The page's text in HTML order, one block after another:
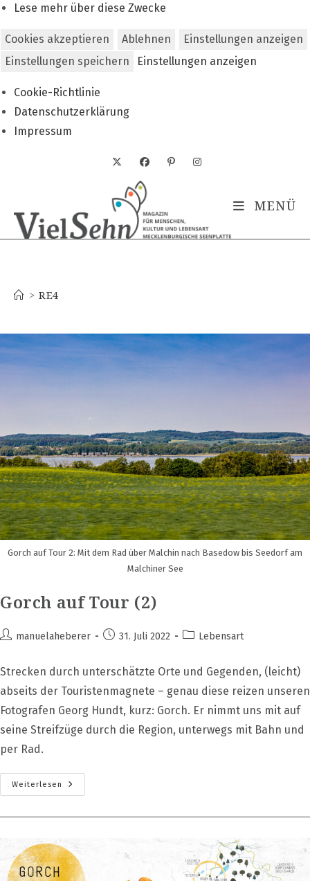
Lese mehr über diese Zwecke
Cookies akzeptieren Ablehnen
Einstellungen anzeigen
Einstellungen speichern
Einstellungen anzeigen
Cookie-Richtlinie
Datenschutzerklärung
Impressum
MENÜ
> RE4
Gorch auf Tour 2: Mit dem Rad über Malchin nach Basedow bis Seedorf am
Malchiner See
Gorch auf Tour (2)
Beitrags-
manuelaheberer
Beitrag31. Juli 2022
Beitrags-
Lebensart
Strecken durch unterschätzte Orte und Gegenden, (leicht)
abseits der Touristenmagnete – genau diese reizen unseren
Fotografen Georg Hundt, kurz: Gorch. Er nimmt uns mit auf
seine Streifzüge durch die Region, unterwegs mit Bahn und
per Rad.
Weiterlesen
Gorch
Auf